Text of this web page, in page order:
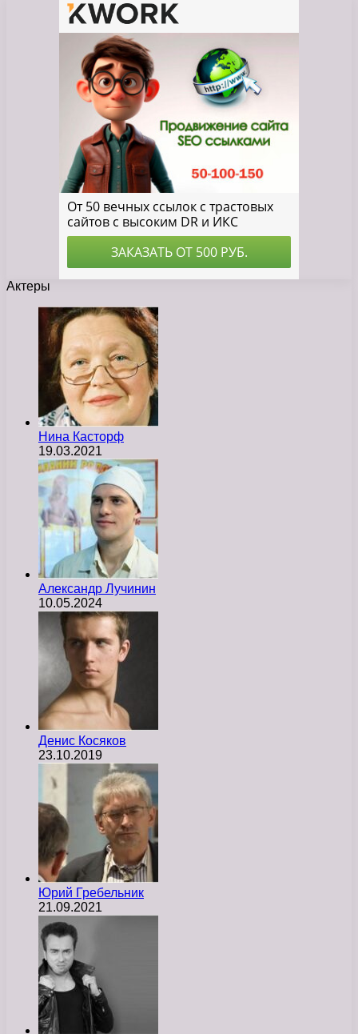
Актеры
Нина Касторф
19.03.2021
Александр Лучинин
10.05.2024
Денис Косяков
23.10.2019
Юрий Гребельник
21.09.2021